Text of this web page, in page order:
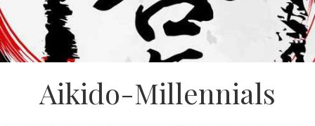
Aikido-Millennials